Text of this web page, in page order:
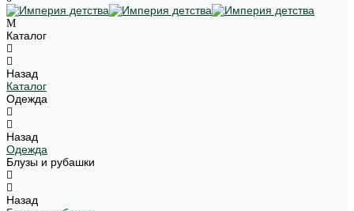
Каталог
Назад
Каталог
Одежда
Назад
Одежда
Блузы и рубашки
Назад